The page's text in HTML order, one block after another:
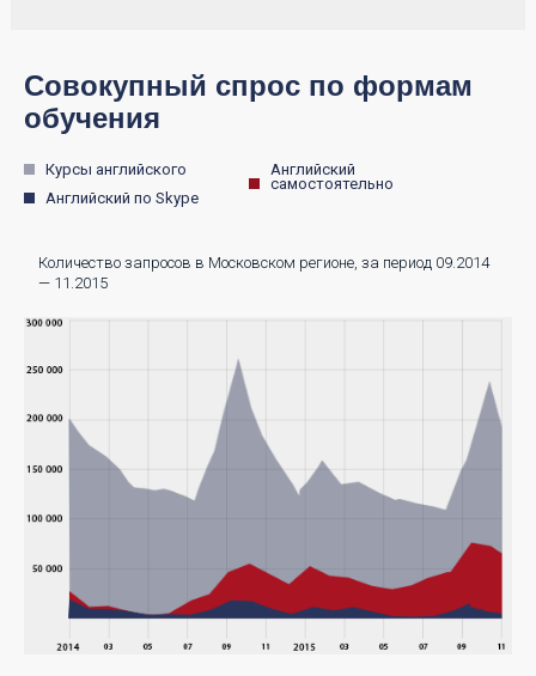
Совокупный спрос по формам
обучения
Курсы английского
Английский
самостоятельно
Английский по Skype
Количество запросов в Московском регионе, за период 09.2014
— 11.2015